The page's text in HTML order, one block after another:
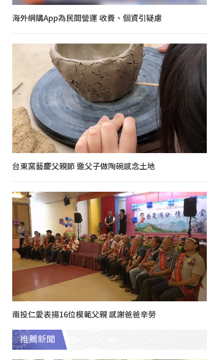
海外網購App為民間營運 收費、個資引疑慮
台東窯藝慶父親節 邀父子做陶碗感念土地
南投仁愛表揚16位模範父親 感謝爸爸辛勞
推薦新聞